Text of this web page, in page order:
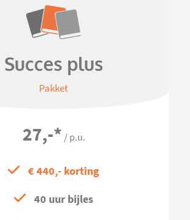
Succes plus
Pakket
27,-* / p.u.
€ 440,- korting
40 uur bijles